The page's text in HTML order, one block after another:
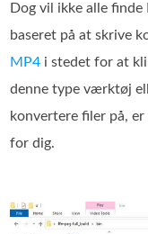
Dog vil ikke alle
baseret på at skrive
MP4 i stedet for at
denne type værktøj
konvertere filer på, er
for dig.